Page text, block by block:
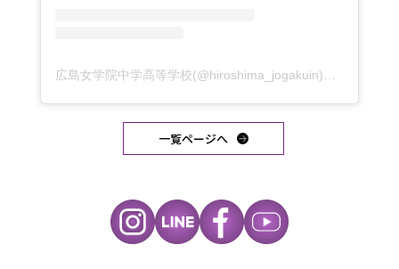
広島女学院中学高等学校(@hiroshima_jogakuin)がシェアした投稿
一覧ページへ